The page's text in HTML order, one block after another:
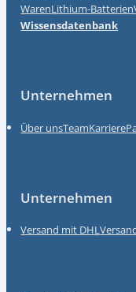
WarenLithium-Batterien
Wissensdatenbank
Unternehmen
Über unsTeamKarriere
Unternehmen
Versand mit DHL